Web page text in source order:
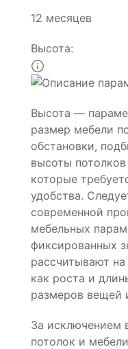
12 месяцев
Высота:
Высота —
размер мебели
обстановки,
высоты
которые
удобства.
современной
мебельных
фиксированных
рассчитывают
как роста и
размеров вещей
За исключением
потолок и